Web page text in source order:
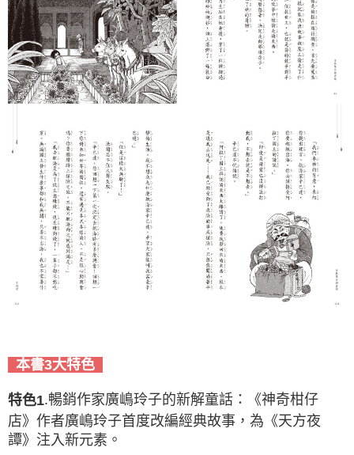
本書3大特色
特色1.暢銷作家廣嶋玲子的新解童話：《神奇柑仔
店》作者廣嶋玲子首度改編經典故事，為《天方夜
譚》注入新元素。